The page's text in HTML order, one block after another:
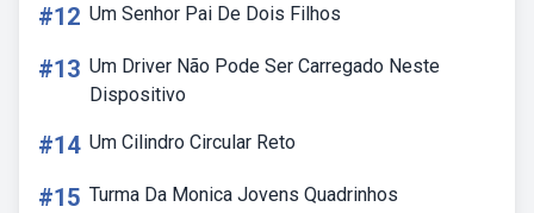
#12 Um Senhor Pai De Dois Filhos
#13 Um Driver Não Pode Ser Carregado Neste
Dispositivo
#14 Um Cilindro Circular Reto
#15 Turma Da Monica Jovens Quadrinhos